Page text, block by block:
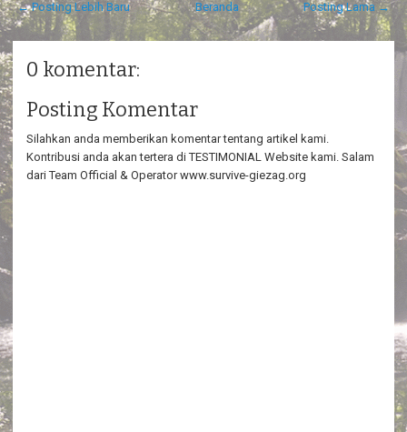
← Posting Lebih Baru Posting Lama →
Beranda
0 komentar:
Posting Komentar
Silahkan anda memberikan komentar tentang artikel kami.
Kontribusi anda akan tertera di TESTIMONIAL Website kami. Salam
dari Team Official & Operator www.survive-giezag.org